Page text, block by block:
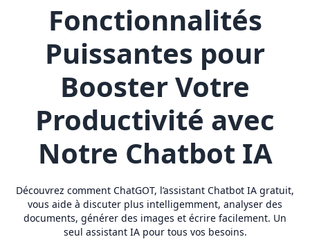
Fonctionnalités
Puissantes pour
Booster Votre
Productivité avec
Notre Chatbot IA
Découvrez comment ChatGOT, l’assistant Chatbot IA gratuit,
vous aide à discuter plus intelligemment, analyser des
documents, générer des images et écrire facilement. Un
seul assistant IA pour tous vos besoins.